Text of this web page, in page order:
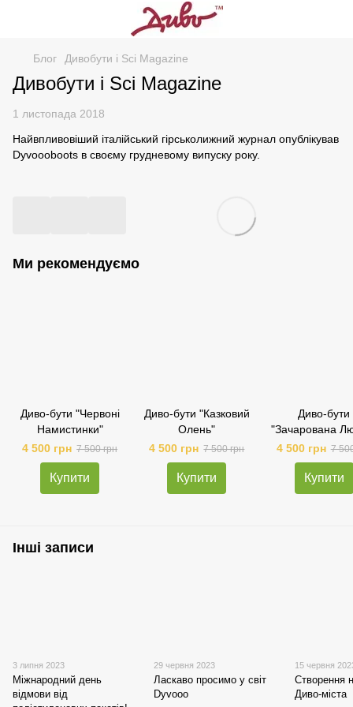
Блог Дивобути і Sci Magazine
Дивобути і Sci Magazine
1 листопада 2018
Найвпливовіший італійський гірськолижний журнал опублікував
Dyvoooboots в своєму грудневому випуску року.
Ми рекомендуємо
Диво-бути "Червоні
Намистинки"
4 500 грн 7 500 грн
Купити
Диво-бути "Казковий
Олень"
4 500 грн 7 500 грн
Купити
Диво-бути
"Зачарована
4 500 грн 7
Купити
Інші записи
3 липня 2023
Міжнародний день
відмови від
29 червня 2023
Ласкаво просимо у світ
Dyvooo
15 червня
Cтворення
Диво-міста